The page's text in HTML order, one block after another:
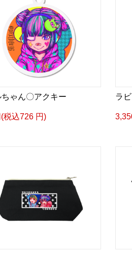
ちゃん〇アクキー
税込726 円)
ラ